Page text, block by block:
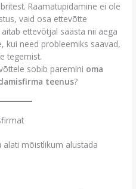
Raamatupidamine ei ole
vaid osa ettevõtte
ettevõtjal säästa nii aega
kui need probleemiks saavad,
tegemist.
sobib paremini oma
teenus?
mõistlikum alustada